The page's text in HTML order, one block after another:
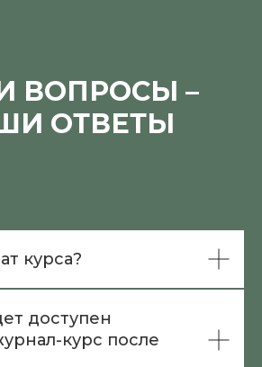
ВОПРОСЫ –
ОТВЕТЫ
курса?
доступен
курс после